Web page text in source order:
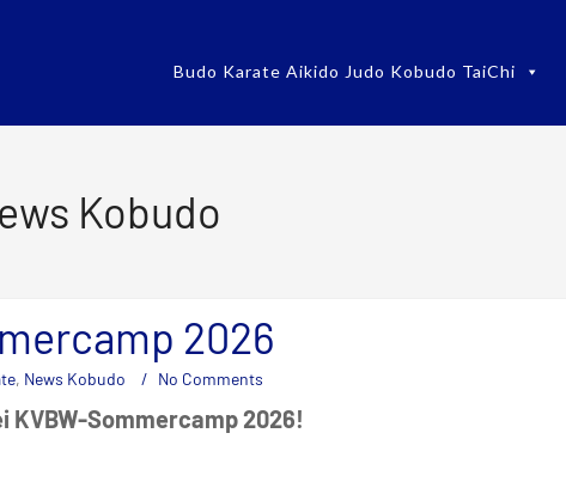
Budo Karate Aikido Judo Kobudo TaiChi
Kobudo
2026
, News Kobudo No Comments
KVBW-Sommercamp 2026!